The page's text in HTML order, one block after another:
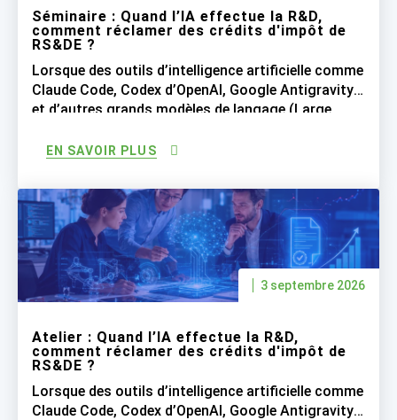
Séminaire : Quand l’IA effectue la R&D,
comment réclamer des crédits d'impôt de
RS&DE ?
Lorsque des outils d’intelligence artificielle comme
Claude Code, Codex d’OpenAI, Google Antigravity
et d’autres grands modèles de langage (Large
partie du travail de programmation, les entreprises
de RS&DE pour les salaires des développeurs
logiciels qui supervisent désormais l’IA qui génère
le code […]
EN SAVOIR PLUS
3 septembre 2026
Atelier : Quand l’IA effectue la R&D,
comment réclamer des crédits d'impôt de
RS&DE ?
Lorsque des outils d’intelligence artificielle comme
Claude Code, Codex d’OpenAI, Google Antigravity